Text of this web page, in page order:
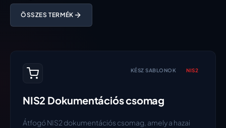
ÖSSZES TERMÉK
KÉSZ SABLONOK NIS2
NIS2 Dokumentációs csomag
Átfogó NIS2 dokumentációs csomag, amely a hazai